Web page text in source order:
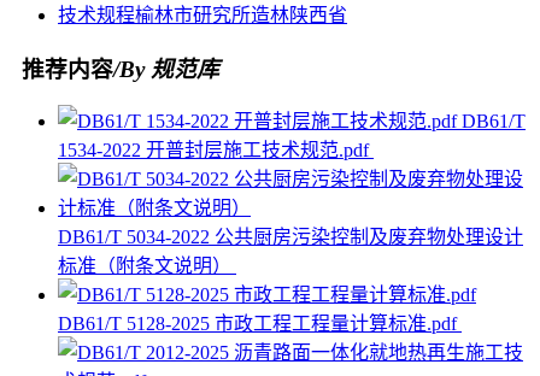
技术规程榆林市研究所造林陕西省
推荐内容/By 规范库
DB61/T
1534-2022 开普封层施工技术规范.pdf
DB61/T 5034-2022 公共厨房污染控制及废弃物处理设计
标准（附条文说明）
DB61/T 5128-2025 市政工程工程量计算标准.pdf